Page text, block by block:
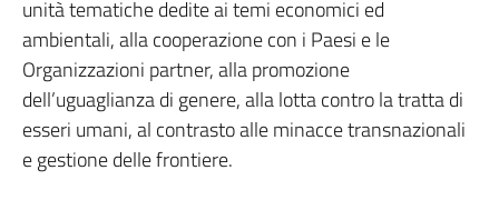
unità tematiche dedite ai temi economici ed
ambientali, alla cooperazione con i Paesi e le
Organizzazioni partner, alla promozione
dell’uguaglianza di genere, alla lotta contro la tratta di
esseri umani, al contrasto alle minacce transnazionali
e gestione delle frontiere.